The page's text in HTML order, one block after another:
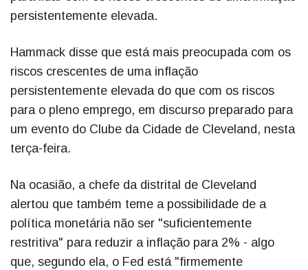
persistentemente elevada.
Hammack disse que está mais preocupada com os
riscos crescentes de uma inflação
persistentemente elevada do que com os riscos
para o pleno emprego, em discurso preparado para
um evento do Clube da Cidade de Cleveland, nesta
terça-feira.
Na ocasião, a chefe da distrital de Cleveland
alertou que também teme a possibilidade de a
política monetária não ser "suficientemente
restritiva" para reduzir a inflação para 2% - algo
que, segundo ela, o Fed está "firmemente